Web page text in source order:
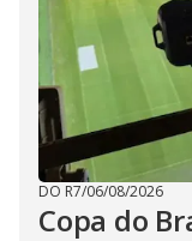
DO R7/06/08/2026
Copa do